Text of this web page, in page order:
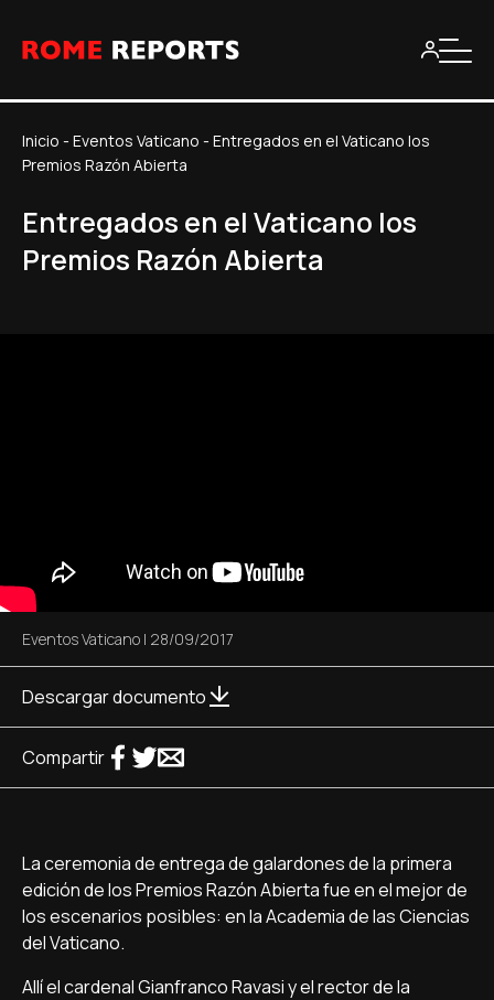
Inicio - Eventos Vaticano - Entregados en el Vaticano los
Premios Razón Abierta
Entregados en el Vaticano los
Premios Razón Abierta
Eventos Vaticano | 28/09/2017
Descargar documento
Compartir
La ceremonia de entrega de galardones de la primera
edición de los Premios Razón Abierta fue en el mejor de
los escenarios posibles: en la Academia de las Ciencias
del Vaticano.
Allí el cardenal Gianfranco Ravasi y el rector de la